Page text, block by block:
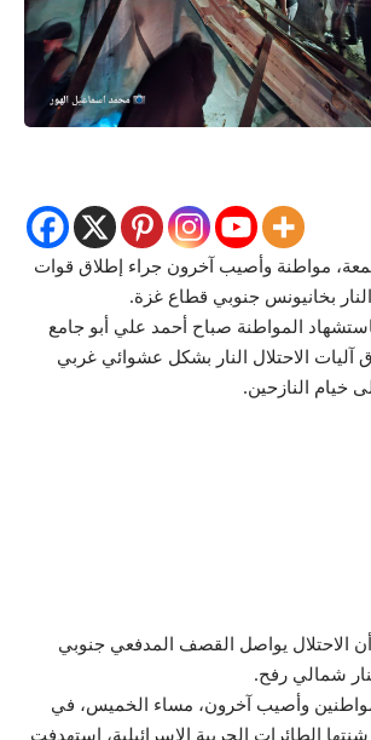
مواطنة وأصيب آخرون جراء إطلاق قوات
النار بخانيونس جنوبي قطاع غزة.
المواطنة صباح أحمد علي أبو جامع
آليات الاحتلال النار بشكل عشوائي غربي
خيام النازحين.
الاحتلال يواصل القصف المدفعي جنوبي
شمالي رفح.
وأصيب آخرون، مساء الخميس، في
الطائرات الحربية الإسرائيلية، استهدفت